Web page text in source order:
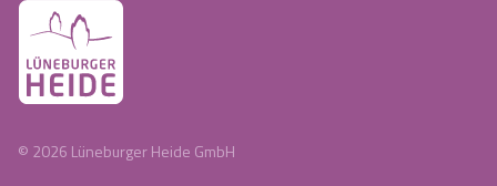
© 2026 Lüneburger Heide GmbH